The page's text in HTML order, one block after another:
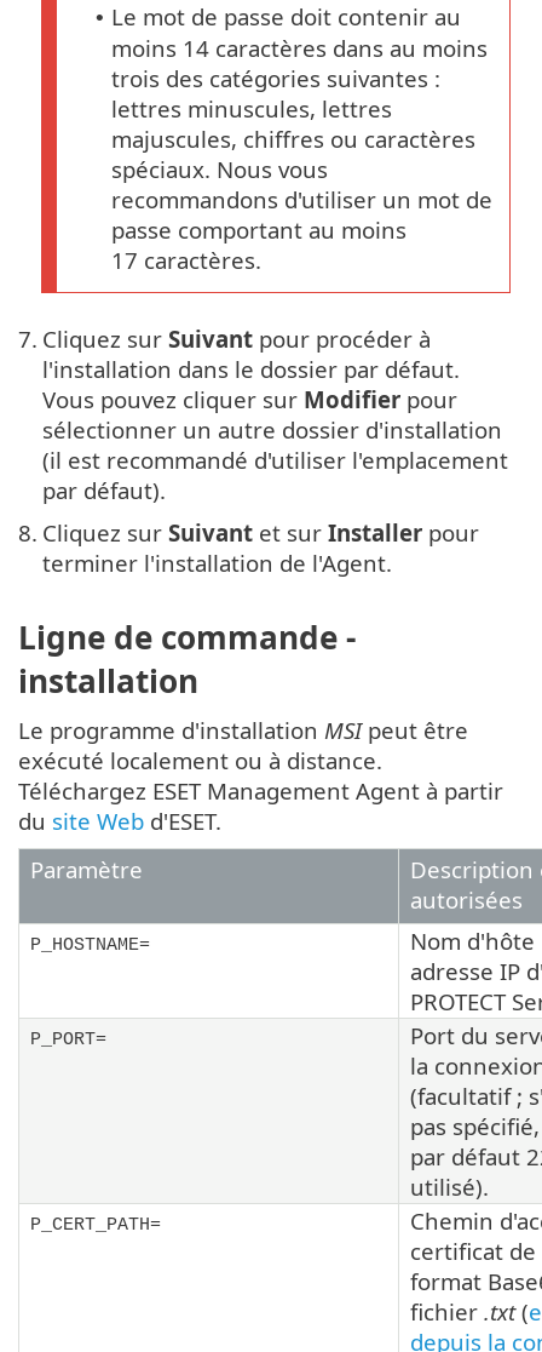
• Le mot de passe doit contenir au
moins 14 caractères dans au moins
trois des catégories suivantes :
lettres minuscules, lettres
majuscules, chiffres ou caractères
spéciaux. Nous vous
recommandons d'utiliser un mot de
passe comportant au moins
17 caractères.
7. Cliquez sur Suivant pour procéder à
l'installation dans le dossier par défaut.
Vous pouvez cliquer sur Modifier pour
sélectionner un autre dossier d'installation
(il est recommandé d'utiliser l'emplacement
par défaut).
8. Cliquez sur Suivant et sur Installer pour
terminer l'installation de l'Agent.
Ligne de commande -
installation
Le programme d'installation MSIpeut être
exécuté localement ou à distance.
Téléchargez ESET Management Agent à partir
du site Web d'ESET.
Paramètre
Description
autorisées
P_HOSTNAME=
Nom d'hôte
adresse IP
PROTECT
P_PORT=
Port du
la
(facultatif ;
pas
par défaut
utilisé).
P_CERT_PATH=
Chemin
certificat
format
fichier .txt(
depuis la